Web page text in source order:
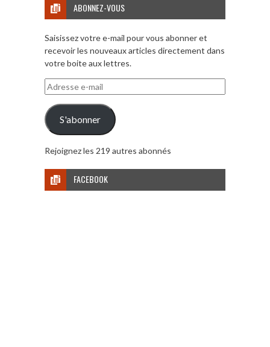
ABONNEZ-VOUS
Saisissez votre e-mail pour vous abonner et
recevoir les nouveaux articles directement dans
votre boite aux lettres.
Adresse
e-
mail
S'abonner
Rejoignez les 219 autres abonnés
FACEBOOK